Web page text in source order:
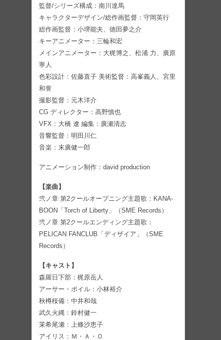
監督/シリーズ構成：南川達馬
キャラクターデザイン/総作画監督：守岡英行
総作画監督：小堺能夫、徳田夢之介
キーアニメーター：三輪和宏
メインアニメーター：大梶博之、松浦 力、廣原
寧人
色彩設計：佐藤直子 美術監督：高峯義人、宮里
和誉
撮影監督：元木洋介
CG ディレクター：高野慎也
VFX：大橋 遼 編集：廣瀬清志
音響監督：明田川仁
音楽：末廣健一郎
アニメーション制作：david production
【楽曲】
弐ノ章 第2クールオープニング主題歌：KANA-
BOON「Torch of Liberty」（SME Records）
弐ノ章 第2クールエンディング主題歌：
PELICAN FANCLUB「ディザイア」（SME
Records）
【キャスト】
森羅日下部：梶原岳人
アーサー・ボイル：小林裕介
秋樽桜備：中井和哉
武久火縄：鈴村健一
茉希尾瀬：上條沙恵子
アイリス：Ｍ・Ａ・Ｏ